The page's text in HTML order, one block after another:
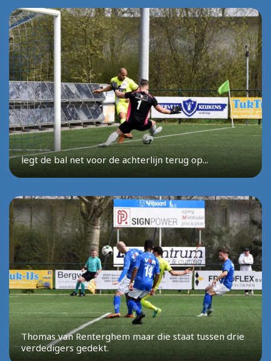
legt de bal net voor de achterlijn terug op...
Thomas van Renterghem maar die staat tussen drie
verdedigers gedekt.